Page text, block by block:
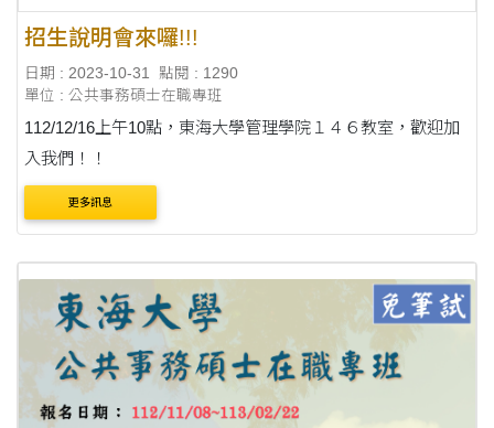
招生說明會來囉!!!
日期 : 2023-10-31
點閱 : 1290
單位 : 公共事務碩士在職專班
112/12/16上午10點，東海大學管理學院１４６教室，歡迎加
入我們！！
更多訊息